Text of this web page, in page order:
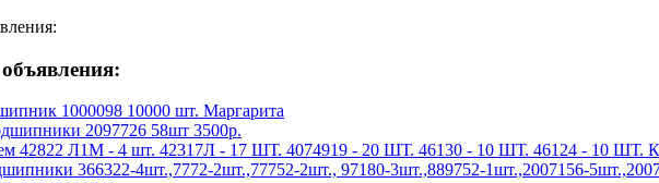
1000098 10000 шт. Маргарита
2097726 58шт 3500р.
42822 Л1М - 4 шт. 42317Л - 17 ШТ. 4074919 - 20 ШТ. 46130 - 10 ШТ. 46124 - 10 ШТ.
366322-4шт.,7772-2шт.,77752-2шт., 97180-3шт.,889752-1шт.,2007156-